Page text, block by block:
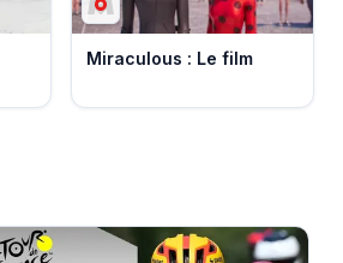
Miraculous : Le film